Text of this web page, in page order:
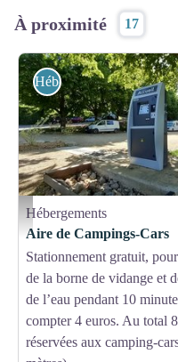
À proximité 17
Aire de Campings-Cars_Plan-de-
Hébergements
Hébergements
Aire de Campings-Cars
Stationnement gratuit,
de la borne de vidange et
de l’eau pendant 10
compter 4 euros. Au total
réservées aux camping-